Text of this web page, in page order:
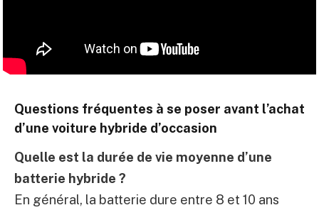
Questions fréquentes à se poser avant l’achat
d’une voiture hybride d’occasion
Quelle est la durée de vie moyenne d’une
batterie hybride ?
En général, la batterie dure entre 8 et 10 ans